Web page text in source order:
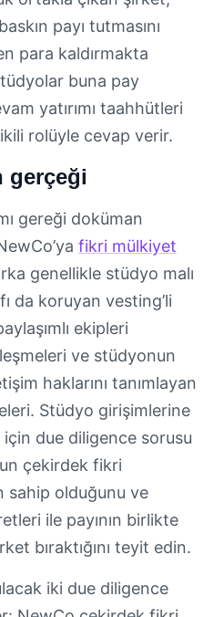
payı tutmasını
para kaldırmakta
buna pay
yatırımı taahhütleri
rolüyle cevap verir.
gerçeği
gereği doküman
fikri mülkiyet
genellikle stüdyo malı
da koruyan vesting’li
ekipleri
ve stüdyonun
haklarını tanımlayan
Stüdyo girişimlerine
due diligence sorusu
çekirdek fikri
sahip olduğunu ve
ile payının birlikte
bıraktığını teyit edin.
iki due diligence